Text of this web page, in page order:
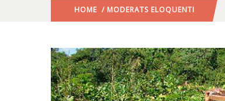
HOME / MODERATS ELOQUENTI